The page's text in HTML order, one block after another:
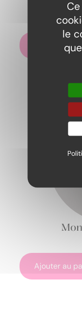
Ajouter au
Ajouter au
le